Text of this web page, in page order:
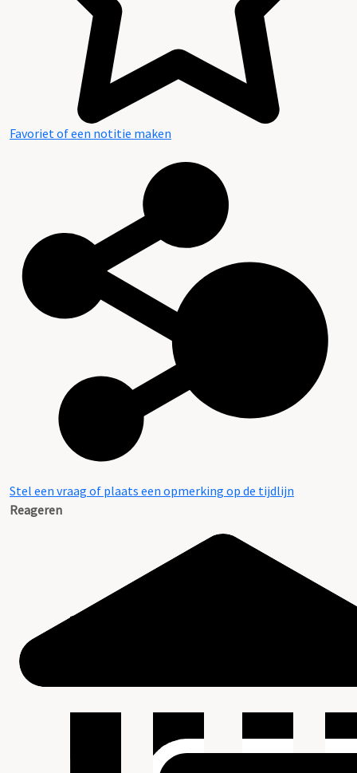
Favoriet of een notitie maken
Stel een vraag of plaats een opmerking op de tijdlijn
Reageren